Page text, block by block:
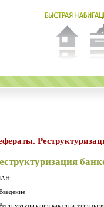
как стратегия